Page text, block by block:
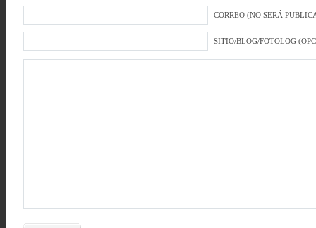
CORREO (NO SERÁ
SITIO/BLOG/FOTOLOG